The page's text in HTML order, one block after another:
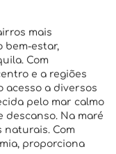
mais
bem-estar,
Com
e a regiões
acesso a diversos
pelo mar calmo
descanso. Na maré
naturais. Com
proporciona